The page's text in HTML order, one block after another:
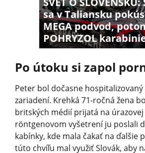
sa v Taliansku
MEGA podvod,
POHRYZOL
Po útoku si zapol
Peter bol dočasne
zariadení. Krehká 71-ročná žena
britských médií prijatá na
röntgenovom vyšetrení ju poslali
kabínky, kde mala čakať na ďalšie
túto chvíľu mal využiť Slovák, aby